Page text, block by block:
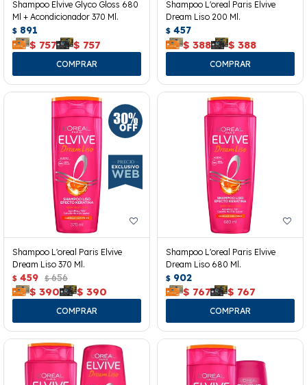
Shampoo Elvive Glyco Gloss 680
Ml + Acondicionador 370 Ml.
$ 891
$ 757 $ 757
Shampoo L'oreal Paris Elvive
Dream Liso 200 Ml.
$ 457
$ 388 $ 388
Shampoo L'oreal Paris Elvive
Dream Liso 370 Ml.
$ 459 $ 656
$ 390 $ 390
Shampoo L'oreal Paris Elvive
Dream Liso 680 Ml.
$ 902
$ 767 $ 767